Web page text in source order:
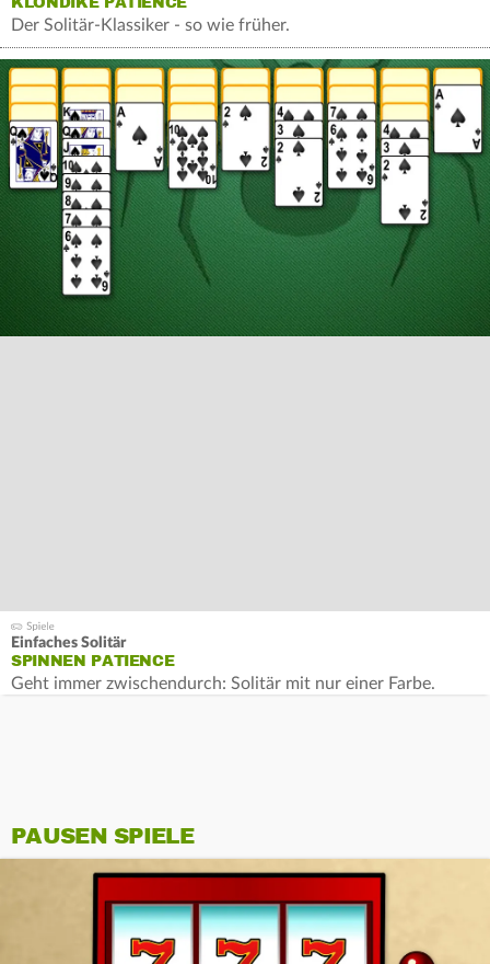
Der Solitär-Klassiker - so wie früher.
Einfaches Solitär
SPINNEN PATIENCE
Geht immer zwischendurch: Solitär mit nur einer Farbe.
PAUSEN SPIELE